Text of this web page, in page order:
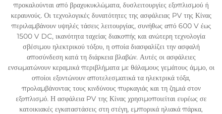
προκαλούνται από βραχυκυκλώματα, δυσλειτουργίες εξοπλισμού ή
κεραυνούς. Οι τεχνολογικές δυνατότητες της ασφάλειας PV της Κίνας
περιλαμβάνουν υψηλές τάσεις λειτουργίας, συνήθως από 600 V έως
1500 V DC, ικανότητα ταχείας διακοπής και ανώτερη τεχνολογία
σβέσιμου ηλεκτρικού τόξου, η οποία διασφαλίζει την ασφαλή
αποσύνδεση κατά τη διάρκεια βλαβών. Αυτές οι ασφάλειες
ενσωματώνουν κεραμικά περιβλήματα με θάλαμους γεμάτους άμμο, οι
οποίοι εξοντώνουν αποτελεσματικά τα ηλεκτρικά τόξα,
προλαμβάνοντας τους κινδύνους πυρκαγιάς και τη ζημιά στον
εξοπλισμό. Η ασφάλεια PV της Κίνας χρησιμοποιείται ευρέως σε
κατοικιακές εγκαταστάσεις στη στέγη, εμπορικά ηλιακά πάρκα,